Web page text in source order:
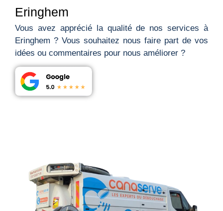
Eringhem
Vous avez apprécié la qualité de nos services à
Eringhem ? Vous souhaitez nous faire part de vos
idées ou commentaires pour nous améliorer ?